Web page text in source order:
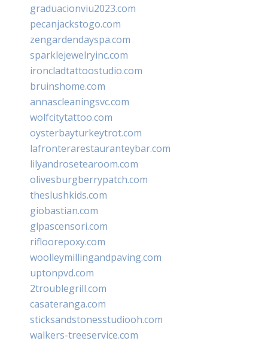
graduacionviu2023.com
pecanjackstogo.com
zengardendayspa.com
sparklejewelryinc.com
ironcladtattoostudio.com
bruinshome.com
annascleaningsvc.com
wolfcitytattoo.com
oysterbayturkeytrot.com
lafronterarestauranteybar.com
lilyandrosetearoom.com
olivesburgberrypatch.com
theslushkids.com
giobastian.com
glpascensori.com
rifloorepoxy.com
woolleymillingandpaving.com
uptonpvd.com
2troublegrill.com
casateranga.com
sticksandstonesstudiooh.com
walkers-treeservice.com